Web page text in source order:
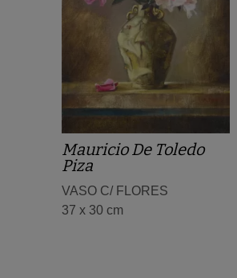
Mauricio De Toledo
Piza
VASO C/ FLORES
37 x 30 cm